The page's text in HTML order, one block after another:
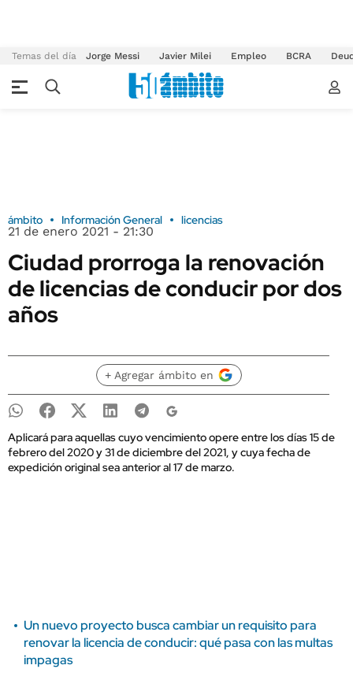
Temas del día Jorge Messi Javier Milei Empleo BCRA
ámbito Información General licencias
21 de enero 2021 - 21:30
Ciudad prorroga la renovación
de licencias de conducir por dos
años
+ Agregar ámbito en
Aplicará para aquellas cuyo vencimiento opere entre los días 15 de
febrero del 2020 y 31 de diciembre del 2021, y cuya fecha de
expedición original sea anterior al 17 de marzo.
Un nuevo proyecto busca cambiar un requisito para
renovar la licencia de conducir: qué pasa con las multas
impagas